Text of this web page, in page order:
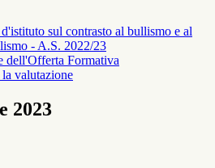
sul contrasto al bullismo e al
- A.S. 2022/23
dell'Offerta Formativa
valutazione
2023